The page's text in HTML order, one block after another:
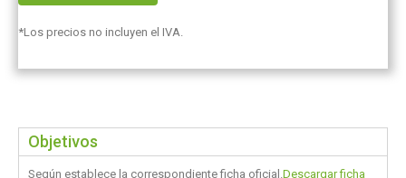
*Los precios no incluyen el IVA.
Objetivos
Según establece la correspondiente ficha oficial.Descargar ficha